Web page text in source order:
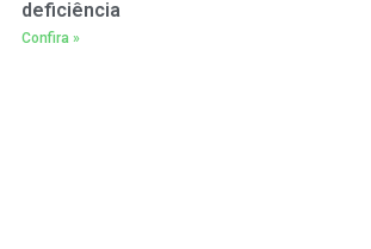
deficiência
Confira »